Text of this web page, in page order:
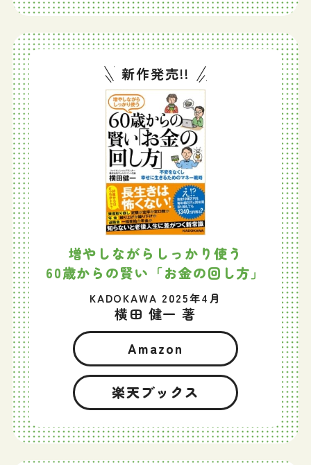
新作発売!!
増やしながらしっかり使う
60歳からの賢い「お金の回し方」
KADOKAWA 2025年4月
横田 健一 著
Amazon
楽天ブックス